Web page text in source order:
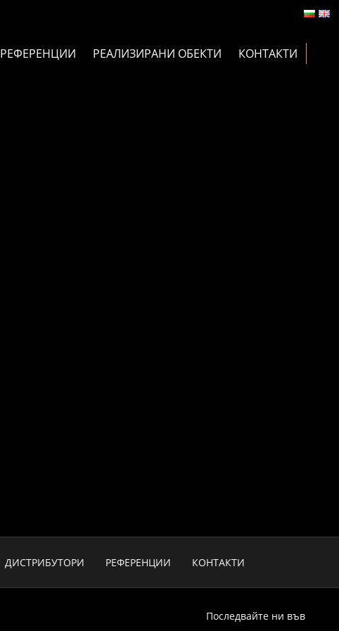
РЕФЕРЕНЦИИ РЕАЛИЗИРАНИ ОБЕКТИ КОНТАКТИ
ДИСТРИБУТОРИ РЕФЕРЕНЦИИ КОНТАКТИ
Последвайте ни във